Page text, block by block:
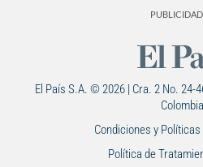
PUBLICIDAD
El País S.A. © 2026 | Cra. 2 No. 24-
Colombia
Condiciones y
Política de